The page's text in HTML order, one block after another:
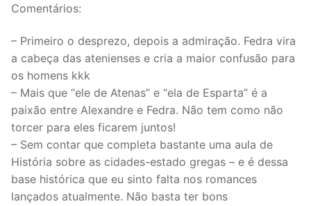
Comentários:
– Primeiro o desprezo, depois a admiração. Fedra vira
a cabeça das atenienses e cria a maior confusão para
os homens kkk
– Mais que “ele de Atenas” e “ela de Esparta” é a
paixão entre Alexandre e Fedra. Não tem como não
torcer para eles ficarem juntos!
– Sem contar que completa bastante uma aula de
História sobre as cidades-estado gregas – e é dessa
base histórica que eu sinto falta nos romances
lançados atualmente. Não basta ter bons